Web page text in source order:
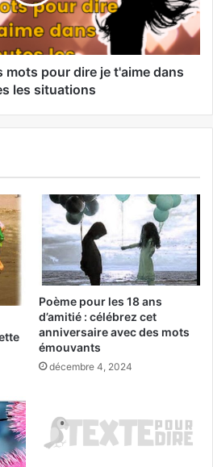
mots pour dire je t'aime dans
les situations
Poème pour les 18 ans
d’amitié : célébrez cet
anniversaire avec des mots
émouvants
décembre 4, 2024